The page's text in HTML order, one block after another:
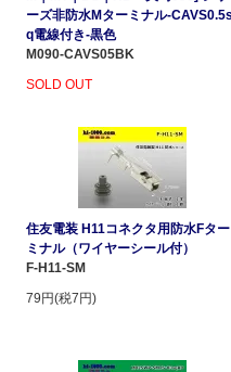
ーズ非防水Mターミナル-CAVS0.5s
q電線付き-黒色
M090-CAVS05BK
SOLD OUT
住友電装 H11コネクタ用防水Fター
ミナル（ワイヤーシール付）
F-H11-SM
79円(税7円)